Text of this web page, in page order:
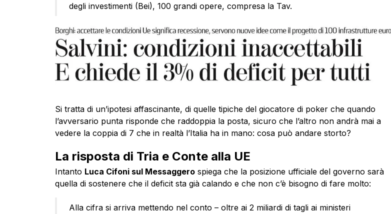
degli investimenti (Bei), 100 grandi opere, compresa la Tav.
Si tratta di un’ipotesi affascinante, di quelle tipiche del giocatore di poker che quando
l’avversario punta risponde che raddoppia la posta, sicuro che l’altro non andrà mai a
vedere la coppia di 7 che in realtà l’Italia ha in mano: cosa può andare storto?
La risposta di Tria e Conte alla UE
Intanto Luca Cifoni sul Messaggerospiega che la posizione ufficiale del governo sarà
quella di sostenere che il deficit sta già calando e che non c’è bisogno di fare molto:
Alla cifra si arriva mettendo nel conto – oltre ai 2 miliardi di tagli ai ministeri